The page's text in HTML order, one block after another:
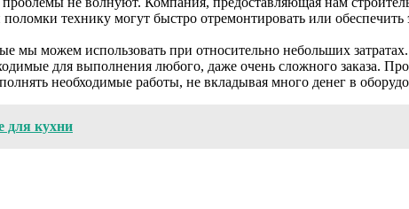
технику могут быстро отремонтировать или
можем использовать при относительно небольших
для выполнения любого, даже очень сложного заказа.
необходимые работы, не вкладывая много денег в
для кухни